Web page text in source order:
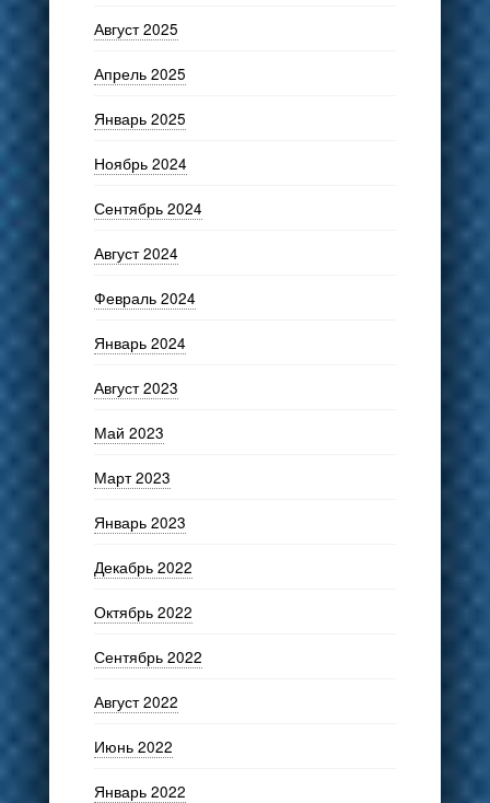
Август 2025
Апрель 2025
Январь 2025
Ноябрь 2024
Сентябрь 2024
Август 2024
Февраль 2024
Январь 2024
Август 2023
Май 2023
Март 2023
Январь 2023
Декабрь 2022
Октябрь 2022
Сентябрь 2022
Август 2022
Июнь 2022
Январь 2022